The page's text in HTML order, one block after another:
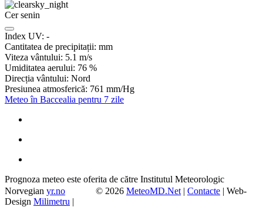
Cer senin
Index UV: -
Cantitatea de precipitații: mm
Viteza vântului: 5.1 m/s
Umiditatea aerului: 76 %
Direcția vântului: Nord
Presiunea atmosferică: 761 mm/Hg
Meteo în Baccealia pentru 7 zile
Prognoza meteo este oferita de către Institutul Meteorologic
Norvegian yr.no © 2026 MeteoMD.Net | Contacte | Web-
Design Milimetru |